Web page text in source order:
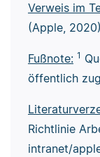
Verweis im
(Apple, 2020)
Fußnote: 1
öffentlich
Richtlinie
intranet/